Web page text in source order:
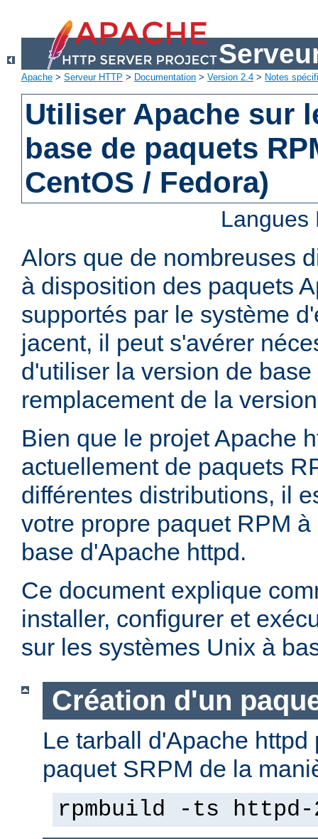
Apache > Serveur HTTP > Documentation > Version 2.4 > Notes
Utiliser Apache sur
base de paquets
CentOS / Fedora)
Alors que de nombreuses
à disposition des paquets
supportés par le système
jacent, il peut s'avérer
d'utiliser la version de
remplacement de la
Bien que le projet Apache
actuellement de paquets
différentes distributions, il
votre propre paquet RPM
base d'Apache httpd.
Ce document explique
installer, configurer et
sur les systèmes Unix à
Création d'un
Le tarball d'Apache
paquet SRPM de la
rpmbuild -ts